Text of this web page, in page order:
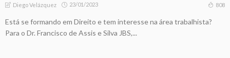
Diego Velázquez 23/01/2023 808
Está se formando em Direito e tem interesse na área trabalhista?
Para o Dr. Francisco de Assis e Silva JBS,...